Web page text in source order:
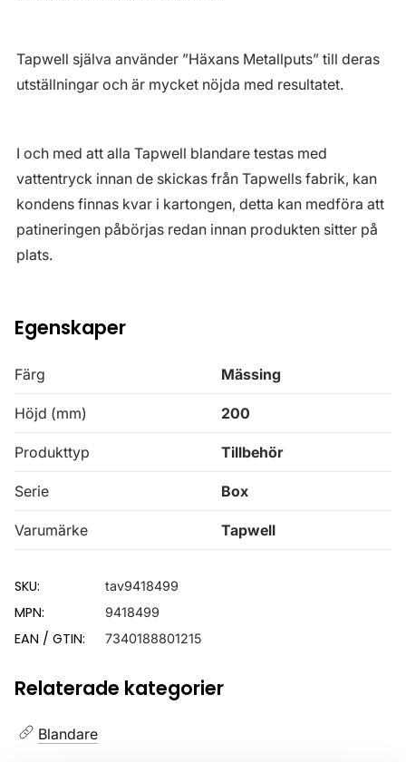
Tapwell själva använder ”Häxans Metallputs” till deras
utställningar och är mycket nöjda med resultatet.
I och med att alla Tapwell blandare testas med
vattentryck innan de skickas från Tapwells fabrik, kan
kondens finnas kvar i kartongen, detta kan medföra att
patineringen påbörjas redan innan produkten sitter på
plats.
Egenskaper
Färg Mässing
Höjd (mm) 200
Produkttyp Tillbehör
Serie Box
Varumärke Tapwell
SKU: tav9418499
MPN: 9418499
EAN / GTIN: 7340188801215
Relaterade kategorier
Blandare